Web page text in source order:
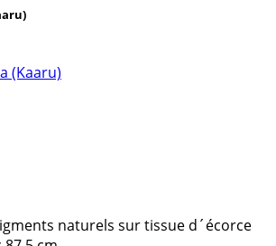
naturels sur tissue d´écorce